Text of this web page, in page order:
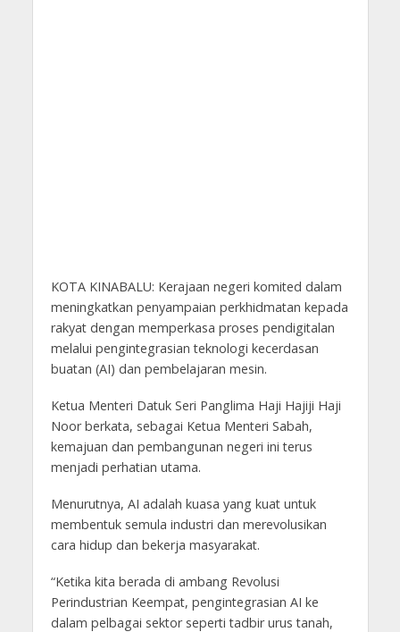
KOTA KINABALU: Kerajaan negeri komited dalam
meningkatkan penyampaian perkhidmatan kepada
rakyat dengan memperkasa proses pendigitalan
melalui pengintegrasian teknologi kecerdasan
buatan (AI) dan pembelajaran mesin.
Ketua Menteri Datuk Seri Panglima Haji Hajiji Haji
Noor berkata, sebagai Ketua Menteri Sabah,
kemajuan dan pembangunan negeri ini terus
menjadi perhatian utama.
Menurutnya, AI adalah kuasa yang kuat untuk
membentuk semula industri dan merevolusikan
cara hidup dan bekerja masyarakat.
“Ketika kita berada di ambang Revolusi
Perindustrian Keempat, pengintegrasian AI ke
dalam pelbagai sektor seperti tadbir urus tanah,